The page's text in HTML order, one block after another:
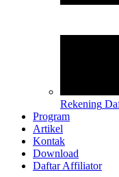
Rekening
Program
Artikel
Kontak
Download
Daftar Affiliator